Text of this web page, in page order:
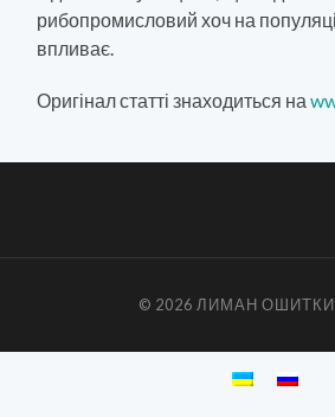
рибопромисловий хоч на
впливає.
Оригінал статті знаходиться на
© 2026ЛИМАН ОШИТКИ